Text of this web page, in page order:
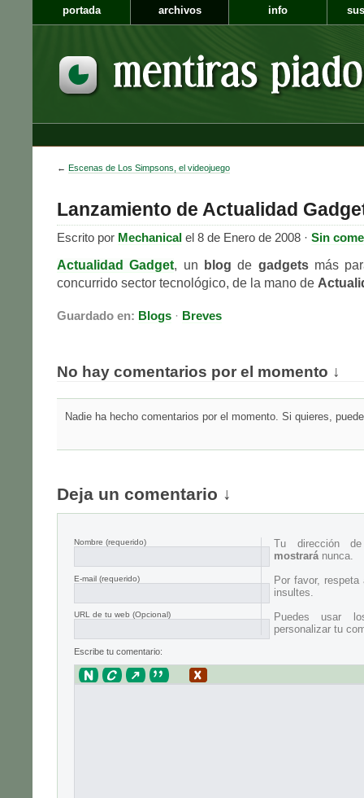
portada archivos info
← Escenas de Los Simpsons, el videojuego
Lanzamiento de Actualidad
Escrito por Mechanical el 8 de Enero de 2008 · Sin
Actualidad Gadget, un blog de gadgetsmás
concurrido sector tecnológico, de la mano de
Guardado en: Blogs · Breves
No hay comentarios por el momento ↓
Nadie ha hecho comentarios por el momento. Si quieres,
Deja un comentario ↓
Nombre (requerido)
E-mail (requerido)
URL de tu web (Opcional)
Tu dirección
mostraránunca.
Por favor,
insultes.
Puedes usar
personalizar tu
Escribe tu comentario: